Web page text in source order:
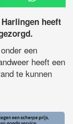
heeft
een
heeft een
te kunnen